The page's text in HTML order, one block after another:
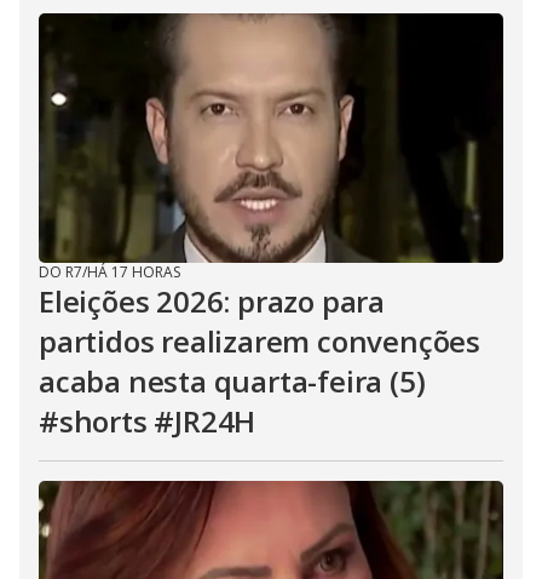
DO R7/HÁ 17 HORAS
Eleições 2026: prazo para
partidos realizarem convenções
acaba nesta quarta-feira (5)
#shorts #JR24H